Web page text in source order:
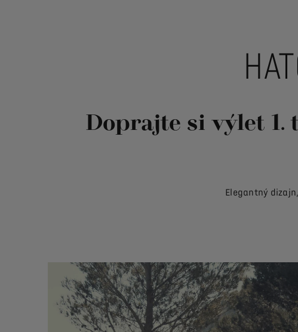
Doprajte si výlet
Elegantný